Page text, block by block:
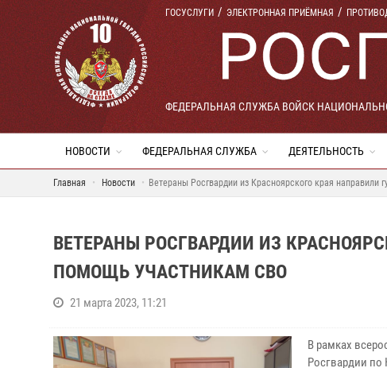
ГОСУСЛУГИ ЭЛЕКТРОННАЯ ПРИЁМНАЯ
ФЕДЕРАЛЬНАЯ СЛУЖБА ВОЙСК
НОВОСТИ ФЕДЕРАЛЬНАЯ СЛУЖБА ДЕЯТЕЛЬНОСТЬ
Главная Новости Ветераны Росгвардии из Красноярского края
ВЕТЕРАНЫ РОСГВАРДИИ ИЗ
ПОМОЩЬ УЧАСТНИКАМ СВО
21 марта 2023, 11:21
В рамках
Росгвардии